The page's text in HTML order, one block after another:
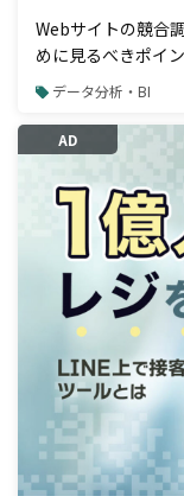
Webサイトの競合
めに見るべきポイ
データ分析・BI
AD